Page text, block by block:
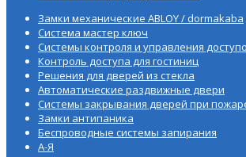
Замки механические ABLOY / dormakaba
Система мастер ключ
Системы контроля и управления
Контроль доступа для гостиниц
Решения для дверей из стекла
Автоматические раздвижные двери
Системы закрывания дверей при
Замки антипаника
Беспроводные системы запирания
А-Я